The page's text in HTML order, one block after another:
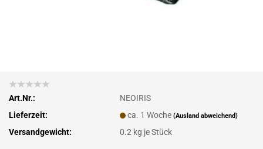
Art.Nr.:
NEOIRIS
Lieferzeit:
ca. 1 Woche(Ausland abweichend)
Versandgewicht: 0.2 kg je Stück